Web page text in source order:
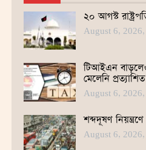
২০ আগস্ট
August 6,
টিআইএন বাড়লেও
মেলেনি
August 6,
শব্দদূষণ
August 6,